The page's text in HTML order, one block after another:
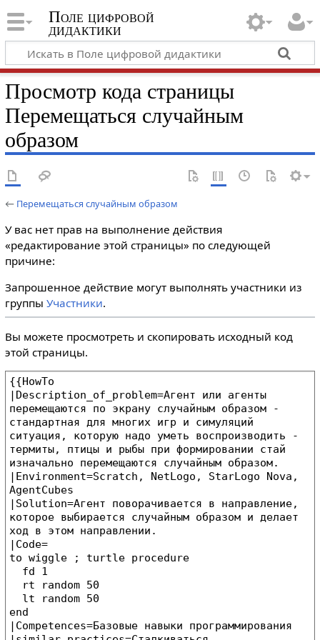
Поле цифровой
дидактики
Просмотр кода страницы
Перемещаться случайным
образом
← Перемещаться случайным образом
У вас нет прав на выполнение действия
«редактирование этой страницы» по следующей
причине:
Запрошенное действие могут выполнять участники из
группы Участники.
Вы можете просмотреть и скопировать исходный код
этой страницы.